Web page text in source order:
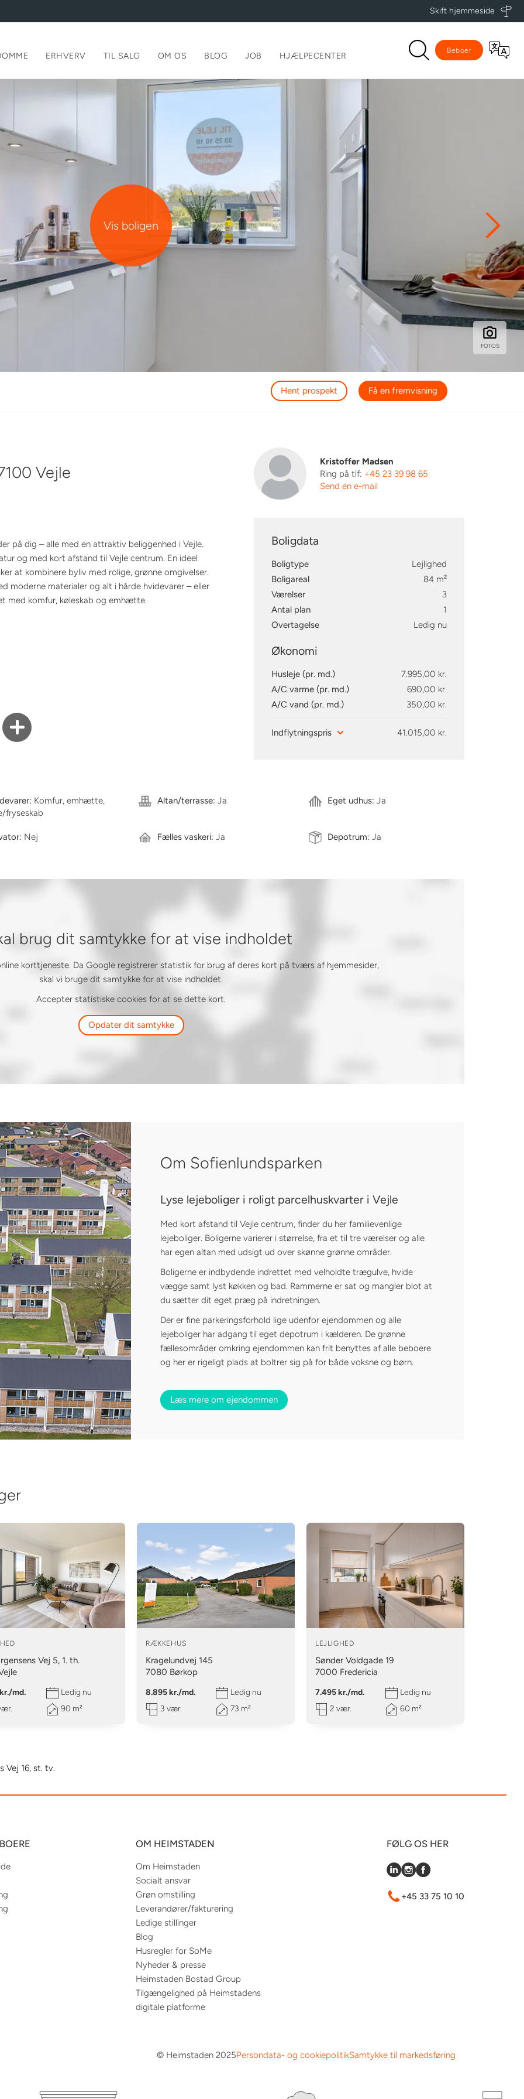
Skift hjemmeside
ERHVERV TIL SALG OM OS BLOG JOB HJÆLPECENTER
Beboer
Vis boligen
FOTOS
Hent prospekt Få en fremvisning
Vejle
på dig – alle med en attraktiv beliggenhed i Vejle.
og med kort afstand til Vejle centrum. En ideel
at kombinere byliv med rolige, grønne omgivelser.
moderne materialer og alt i hårde hvidevarer – eller
med komfur, køleskab og emhætte.
i RKI.
den pågældende bolig, og at udsigt m.v. derfor
til byens faciliteter.
natur og har flere parker, rekreative områder
afslapning. Samtidig er området ideelt for
samtidig ligger tæt på byens liv og handel.
Kristoffer Madsen
Ring på tlf: +45 23 39 98 65
Send en e-mail
Boligdata
Boligtype
Lejlighed
Boligareal
84 m²
Værelser
3
Antal plan
1
Overtagelse
Ledig nu
Økonomi
Husleje (pr. md.)
7.995,00 kr.
A/C varme (pr. md.)
690,00 kr.
A/C vand (pr. md.)
350,00 kr.
Indflytningspris 41.015,00 kr.
Komfur, emhætte,
fryseskab
Altan/terrasse: Ja Eget udhus: Ja
Nej Fælles vaskeri: Ja Depotrum: Ja
brug dit samtykke for at vise indholdet
korttjeneste. Da Google registrerer statistik for brug af deres kort på tværs af hjemmesider,
skal vi bruge dit samtykke for at vise indholdet.
Accepter statistiske cookies for at se dette kort.
Opdater dit samtykke
Om Sofienlundsparken
Lyse lejeboliger i roligt parcelhuskvarter i Vejle
Med kort afstand til Vejle centrum, finder du her familievenlige
lejeboliger. Boligerne varierer i størrelse, fra et til tre værelser og alle
har egen altan med udsigt ud over skønne grønne områder.
Boligerne er indbydende indrettet med velholdte trægulve, hvide
vægge samt lyst køkken og bad. Rammerne er sat og mangler blot at
du sætter dit eget præg på indretningen.
Der er fine parkeringsforhold lige udenfor ejendommen og alle
lejeboliger har adgang til eget depotrum i kælderen. De grønne
fællesområder omkring ejendommen kan frit benyttes af alle beboere
og her er rigeligt plads at boltrer sig på for både voksne og børn.
Læs mere om ejendommen
Vej 5, 1. th.
md.
Ledig nu
90 m²
RÆKKEHUS
Kragelundvej 145
7080 Børkop
8.895 kr./md.
Ledig nu
3 vær.
73 m²
LEJLIGHED
Sønder Voldgade 19
7000 Fredericia
7.495 kr./md.
Ledig nu
2 vær.
60 m²
Vej 16, st. tv.
mulighed for at ansøge om en lejebolig, når du er på fremvisning eller
hus – eller umiddelbart herefter.
fremsendes digitalt. Derfor opfordrer vi til, at du medbringer
MitID, så vi kan guide dig gennem processen i forbindelse med
eller åbent hus.
frem til at møde dig.
Ja tak, jeg ønsker at blive kontaktet af Heimstaden Danmark og har
betingelserne for tilmelding. Jeg kan til enhver tid framelde mig og
om, hvordan vi håndterer dine data i voresPersondata- &
OM HEIMSTADEN
Om Heimstaden
Socialt ansvar
Grøn omstilling
Leverandører/fakturering
Ledige stillinger
Blog
Husregler for SoMe
Nyheder & presse
Heimstaden Bostad Group
Tilgængelighed på Heimstadens
digitale platforme
FØLG OS HER
+45 33 75 10 10
© Heimstaden 2025Persondata- og cookiepolitikSamtykke til markedsføring